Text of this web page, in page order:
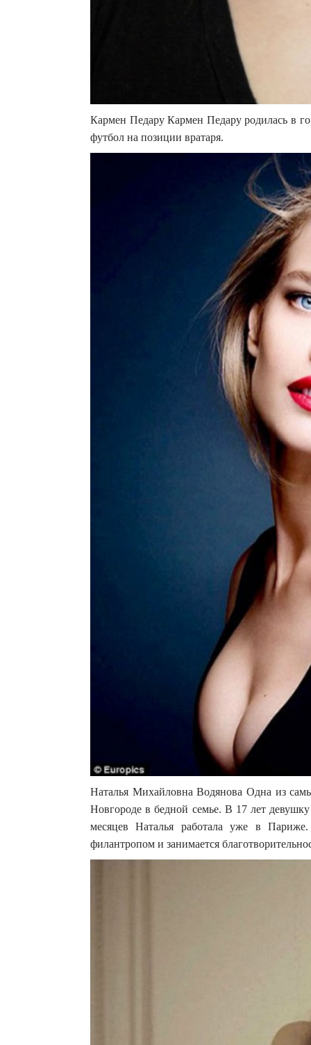
Кармен Педару Кармен Педару родилась в
футбол на позиции вратаря.
Наталья Михайловна Водянова Одна из
Новгороде в бедной семье. В 17 лет девушку
месяцев Наталья работала уже в
филантропом и занимается